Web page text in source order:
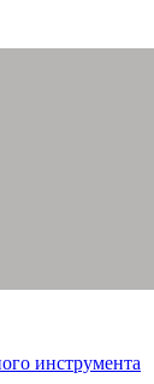
инструмента